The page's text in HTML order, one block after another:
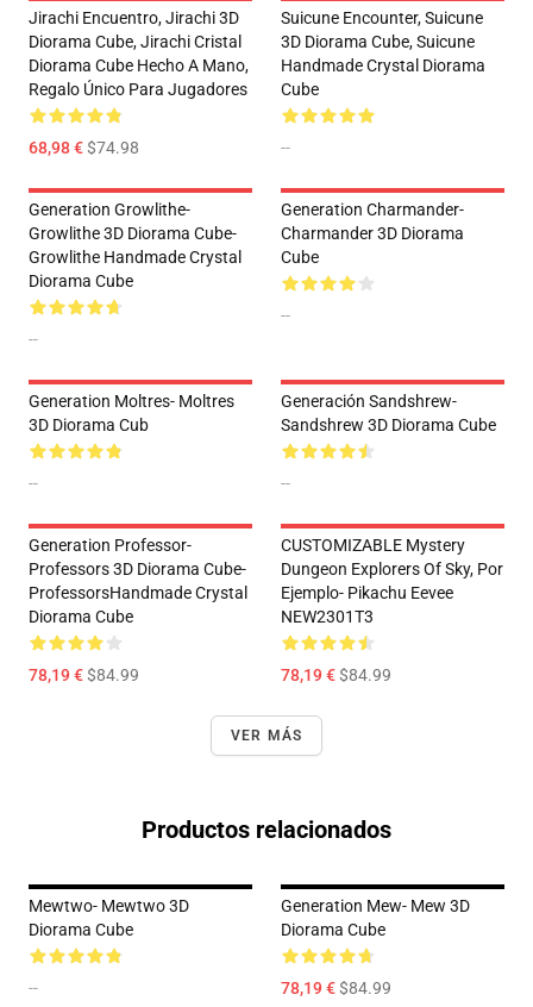
Jirachi Encuentro, Jirachi 3D
Diorama Cube, Jirachi Cristal
Diorama Cube Hecho A Mano,
Regalo Único Para Jugadores
68,98 €$74.98
Suicune Encounter, Suicune
3D Diorama Cube, Suicune
Handmade Crystal Diorama
Cube
--
Generation Growlithe-
Growlithe 3D Diorama Cube-
Growlithe Handmade Crystal
Diorama Cube
--
Generation Charmander-
Charmander 3D Diorama
Cube
--
Generation Moltres- Moltres
3D Diorama Cub
--
Generación Sandshrew-
Sandshrew 3D Diorama Cube
--
Generation Professor-
Professors 3D Diorama Cube-
ProfessorsHandmade Crystal
Diorama Cube
78,19 €$84.99
CUSTOMIZABLE Mystery
Dungeon Explorers Of Sky, Por
Ejemplo- Pikachu Eevee
NEW2301T3
78,19 €$84.99
VER MÁS
Productos relacionados
Mewtwo- Mewtwo 3D
Diorama Cube
--
Generation Mew- Mew 3D
Diorama Cube
78,19 €$84.99